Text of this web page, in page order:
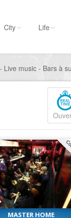
City Life
Live music - Bars à
MASTER HOME